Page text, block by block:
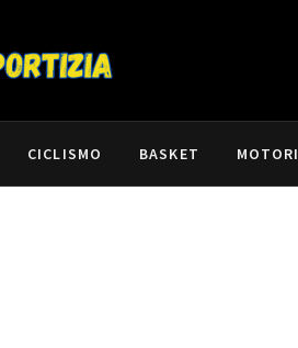
CICLISMO BASKET MOTORI